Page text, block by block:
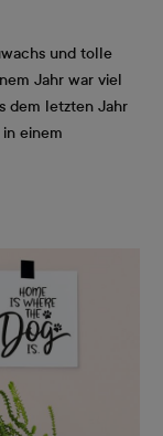
und tolle
Jahr war viel
dem letzten Jahr
einem